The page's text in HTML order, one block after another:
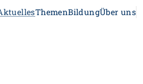
überspringen
ThemenBildungÜber uns